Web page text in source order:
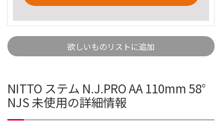
欲しいものリストに追加
NITTO ステム N.J.PRO AA 110mm 58°
NJS 未使用の詳細情報